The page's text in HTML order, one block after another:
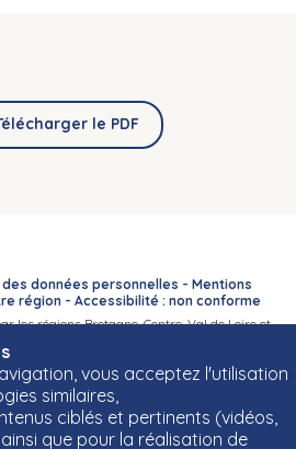
vous acceptez l'utilisation
similaires,
ciblés et pertinents (vidéos,
que pour la réalisation de
le PDF
données personnelles - Mentions
région- Accessibilité : non conforme
les régions Bretagne, Centre-Val de Loire et